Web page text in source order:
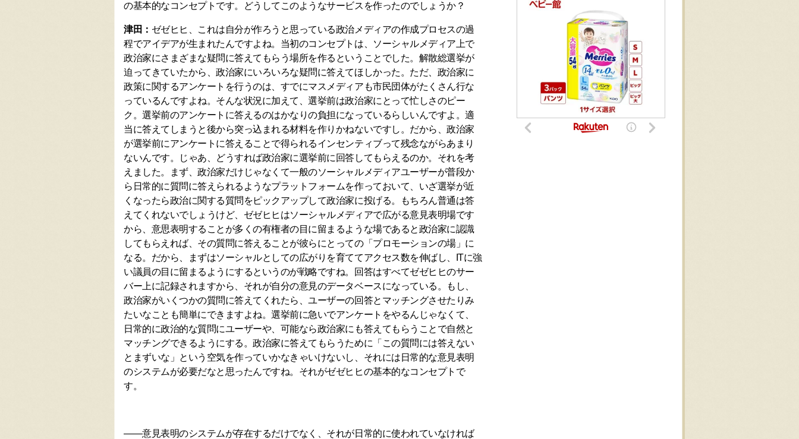
の基本的なコンセプトです。どうしてこのようなサービスを作ったのでしょうか？
津田： ゼゼヒヒ、これは自分が作ろうと思っている政治メディアの作成プロセスの過
程でアイデアが生まれたんですよね。当初のコンセプトは、ソーシャルメディア上で
政治家にさまざまな疑問に答えてもらう場所を作るということでした。解散総選挙が
迫ってきていたから、政治家にいろいろな疑問に答えてほしかった。ただ、政治家に
政策に関するアンケートを行うのは、すでにマスメディアも市民団体がたくさん行な
っているんですよね。そんな状況に加えて、選挙前は政治家にとって忙しさのピー
ク。選挙前のアンケートに答えるのはかなりの負担になっているらしいんですよ。適
当に答えてしまうと後から突っ込まれる材料を作りかねないですし。だから、政治家
が選挙前にアンケートに答えることで得られるインセンティブって残念ながらあまり
ないんです。じゃあ、どうすれば政治家に選挙前に回答してもらえるのか。それを考
えました。まず、政治家だけじゃなくて一般のソーシャルメディアユーザーが普段か
ら日常的に質問に答えられるようなプラットフォームを作っておいて、いざ選挙が近
くなったら政治に関する質問をピックアップして政治家に投げる。もちろん普通は答
えてくれないでしょうけど、ゼゼヒヒはソーシャルメディアで広がる意見表明場です
から、意思表明することが多くの有権者の目に留まるような場であると政治家に認識
してもらえれば、その質問に答えることが彼らにとっての「プロモーションの場」に
なる。だから、まずはソーシャルとしての広がりを育ててアクセス数を伸ばし、ITに強
い議員の目に留まるようにするというのが戦略ですね。回答はすべてゼゼヒヒのサー
バー上に記録されますから、それが自分の意見のデータベースになっている。もし、
政治家がいくつかの質問に答えてくれたら、ユーザーの回答とマッチングさせたりみ
たいなことも簡単にできますよね。選挙前に急いでアンケートをやるんじゃなくて、
日常的に政治的な質問にユーザーや、可能なら政治家にも答えてもらうことで自然と
マッチングできるようにする。政治家に答えてもらうために「この質問には答えない
とまずいな」という空気を作っていかなきゃいけないし、それには日常的な意見表明
のシステムが必要だなと思ったんですね。それがゼゼヒヒの基本的なコンセプトで
す。
――意見表明のシステムが存在するだけでなく、それが日常的に使われていなければ